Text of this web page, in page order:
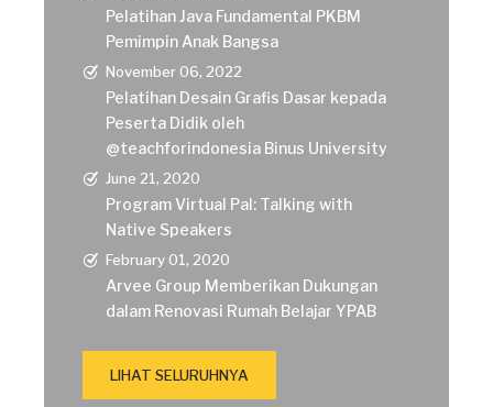
Pelatihan Java Fundamental PKBM
Pemimpin Anak Bangsa
November 06, 2022
Pelatihan Desain Grafis Dasar kepada
Peserta Didik oleh
@teachforindonesia Binus University
June 21, 2020
Program Virtual Pal: Talking with
Native Speakers
February 01, 2020
Arvee Group Memberikan Dukungan
dalam Renovasi Rumah Belajar YPAB
LIHAT SELURUHNYA